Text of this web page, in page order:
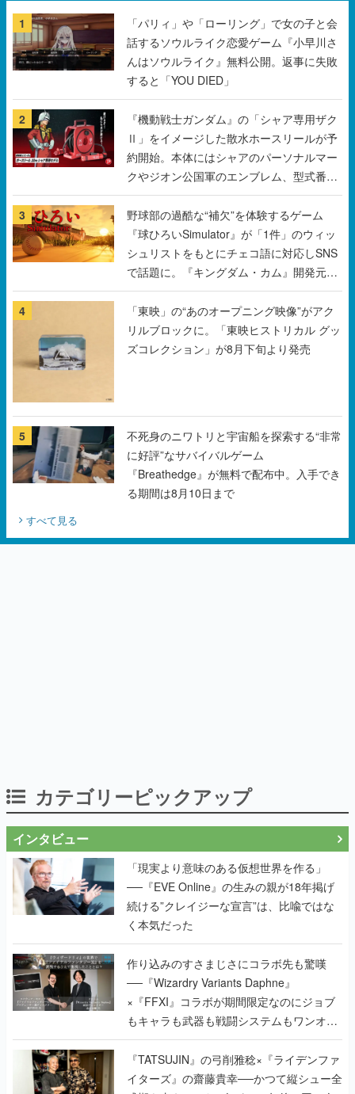
1
「パリィ」や「ローリング」で女の子と会
話するソウルライク恋愛ゲーム『小早川さ
んはソウルライク』無料公開。返事に失敗
すると「YOU DIED」
2
『機動戦士ガンダム』の「シャア専用ザク
Ⅱ」をイメージした散水ホースリールが予
約開始。本体にはシャアのパーソナルマー
クやジオン公国軍のエンブレム、型式番号
などを配置
3
野球部の過酷な“補欠”を体験するゲーム
『球ひろいSimulator』が「1件」のウィッ
シュリストをもとにチェコ語に対応しSNS
で話題に。『キングダム・カム』開発元や
チェコのプロ野球選手から称賛の声
4
「東映」の“あのオープニング映像”がアク
リルブロックに。「東映ヒストリカル グッ
ズコレクション」が8月下旬より発売
5
不死身のニワトリと宇宙船を探索する“非常
に好評”なサバイバルゲーム
『Breathedge』が無料で配布中。入手でき
る期間は8月10日まで
すべて見る
カテゴリーピックアップ
インタビュー
「現実より意味のある仮想世界を作る」
──『EVE Online』の生みの親が18年掲げ
続ける”クレイジーな宣言”は、比喩ではな
く本気だった
作り込みのすさまじさにコラボ先も驚嘆
──『Wizardry Variants Daphne』
×『FFXI』コラボが期間限定なのにジョブ
もキャラも武器も戦闘システムもワンオフ
で作り込まれた理由を両ディレクターに聞
く
『TATSUJIN』の弓削雅稔×『ライデンファ
イターズ』の齋藤貴幸──かつて縦シュー全